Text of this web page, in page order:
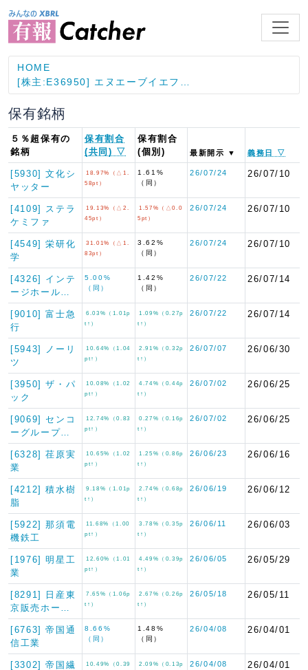
HOME
[株主:E36950] エヌエーブイエフ…
保有銘柄
５％超保有の
銘柄
保有割合
(共同) ▽
保有割合
(個別)
最新開示 ▼ 義務日 ▽
[5930] 文化シ
ヤッター
18.97%（△1.
58pt）
1.61%
（同）
26/07/24 26/07/10
[4109] ステラ
ケミファ
19.13%（△2.
45pt）
1.57%（△0.0
5pt）
26/07/24 26/07/10
[4549] 栄研化
学
31.01%（△1.
83pt）
3.62%
（同）
26/07/24 26/07/10
[4326] インテ
ージホール…
5.00%
（同）
1.42%
（同）
26/07/22 26/07/14
[9010] 富士急
行
6.03%（1.01p
t↑）
1.09%（0.27p
t↑）
26/07/22 26/07/14
[5943] ノーリ
ツ
10.64%（1.04
pt↑）
2.91%（0.32p
t↑）
26/07/07 26/06/30
[3950] ザ・パ
ック
10.08%（1.02
pt↑）
4.74%（0.44p
t↑）
26/07/02 26/06/25
[9069] センコ
ーグループ…
12.74%（0.83
pt↑）
0.27%（0.16p
t↑）
26/07/02 26/06/25
[6328] 荏原実
業
10.65%（1.02
pt↑）
1.25%（0.86p
t↑）
26/06/23 26/06/16
[4212] 積水樹
脂
9.18%（1.01p
t↑）
2.74%（0.68p
t↑）
26/06/19 26/06/12
[5922] 那須電
機鉄工
11.68%（1.00
pt↑）
3.78%（0.35p
t↑）
26/06/11 26/06/03
[1976] 明星工
業
12.60%（1.01
pt↑）
4.49%（0.39p
t↑）
26/06/05 26/05/29
[8291] 日産東
京販売ホー…
7.65%（1.06p
t↑）
2.67%（0.26p
t↑）
26/05/18 26/05/11
[6763] 帝国通
信工業
8.66%
（同）
1.48%
（同）
26/04/08 26/04/01
[3302] 帝国繊
10.49%（0.39
2.09%（0.13p
26/04/08 26/04/01